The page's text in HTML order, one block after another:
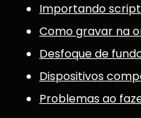
Importando
Como gravar na
Desfoque de
Dispositivos
Problemas ao